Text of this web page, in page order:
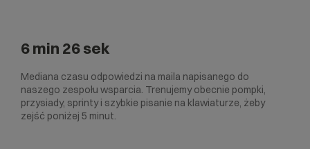
6 min 26 sek
Mediana czasu odpowiedzi na maila napisanego do
naszego zespołu wsparcia. Trenujemy obecnie pompki,
przysiady, sprinty i szybkie pisanie na klawiaturze, żeby
zejść poniżej 5 minut.